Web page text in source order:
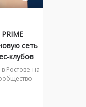
сеть
клубов
Ростове-на-
—